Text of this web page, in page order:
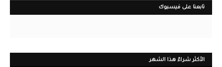
تابعنا على فيسبوك
الأكثر شراءً هذا الشهر